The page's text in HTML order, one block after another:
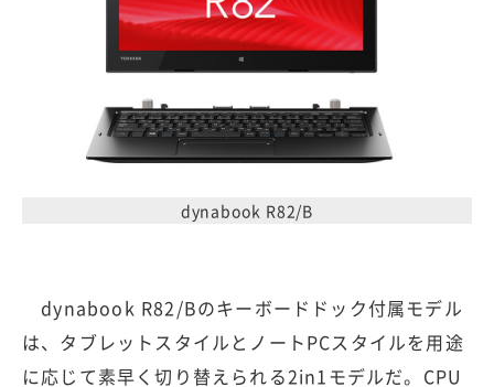
dynabook R82/B
dynabook R82/Bのキーボードドック付属モデル
は、タブレットスタイルとノートPCスタイルを用途
に応じて素早く切り替えられる2in1モデルだ。CPU